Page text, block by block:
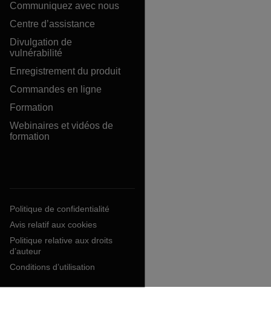
Communiquez avec nous
Centre d’assistance
Divulgation de
vulnérabilité
Enregistrement du produit
Commandes en ligne
Formation
Webinaires et vidéos de
formation
Politique de confidentialité
Avis relatif aux cookies
Politique relative aux droits
d’auteur
Conditions d’utilisation